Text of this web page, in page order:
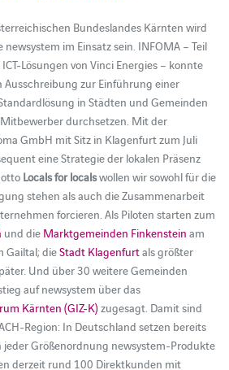
Bundeslandes Kärnten wird
im Einsatz sein. INFOMA – Teil
Lösungen von Vinci Energies – konnte
Ausschreibung zur Einführung einer
in Städten und Gemeinden
durchsetzen. Mit der
GmbH mit Sitz in Klagenfurt zum Juli
eine Strategie der lokalen Präsenz
Locals for localswollen wir sowohl für die
stehen als auch die Zusammenarbeit
forcieren. Als Piloten starten zum
und die Marktgemeinden Finkenstein am
Gailtal; dieStadt Klagenfurtals größter
Und über 30 weitere Gemeinden
auf newsystem über das
Kärnten (GIZ-K) zugesagt. Damit sind
Region: In Deutschland setzen bereits
Größenordnung newsystem-Produkte
derzeit rund 100 Direktkunden mit